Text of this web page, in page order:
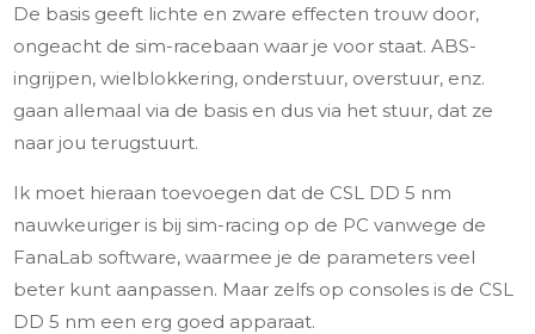
De basis geeft lichte en zware effecten trouw door,
ongeacht de sim-racebaan waar je voor staat. ABS-
ingrijpen, wielblokkering, onderstuur, overstuur, enz.
gaan allemaal via de basis en dus via het stuur, dat ze
naar jou terugstuurt.
Ik moet hieraan toevoegen dat de CSL DD 5 nm
nauwkeuriger is bij sim-racing op de PC vanwege de
FanaLab software, waarmee je de parameters veel
beter kunt aanpassen. Maar zelfs op consoles is de CSL
DD 5 nm een erg goed apparaat.